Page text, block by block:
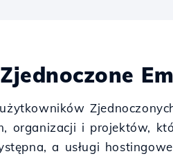
Zjednoczone
organizacji i projektów,
a usługi